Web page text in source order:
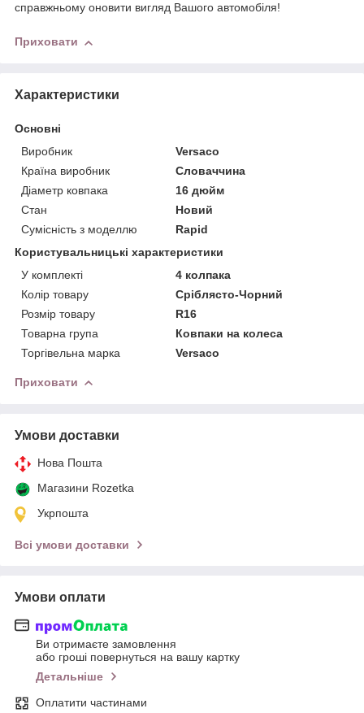
справжньому оновити вигляд Вашого автомобіля!
Приховати
Характеристики
Основні
Виробник
Versaco
Країна виробник
Словаччина
Діаметр ковпака
16 дюйм
Стан
Новий
Сумісність з моделлю
Rapid
Користувальницькі характеристики
У комплекті
4 колпака
Колір товару
Сріблясто-Чорний
Розмір товару
R16
Товарна група
Ковпаки на колеса
Торгівельна марка
Versaco
Приховати
Умови доставки
Нова Пошта
Магазини Rozetka
Укрпошта
Всі умови доставки
Умови оплати
Ви отримаєте замовлення
або гроші повернуться на вашу картку
Детальніше
Оплатити частинами